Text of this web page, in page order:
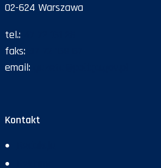
02-624 Warszawa
tel.:
faks:
email:
Kontakt